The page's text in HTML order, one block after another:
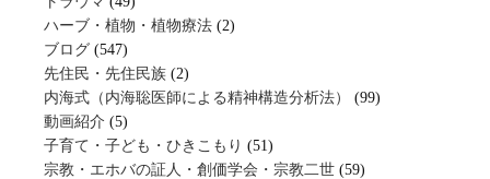
ハーブ・植物・植物療法 (2)
ブログ (547)
先住民・先住民族 (2)
内海式（内海聡医師による精神構造分析法）
(99)
動画紹介 (5)
子育て・子ども・ひきこもり (51)
宗教・エホバの証人・創価学会・宗教二世 (59)